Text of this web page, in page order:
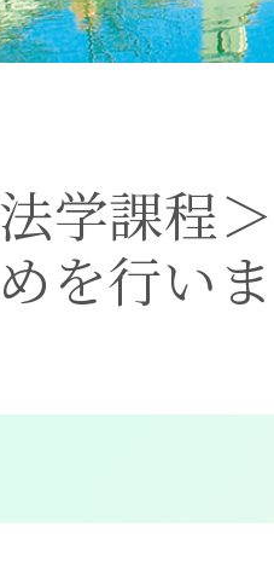
法学課程＞
めを行いま